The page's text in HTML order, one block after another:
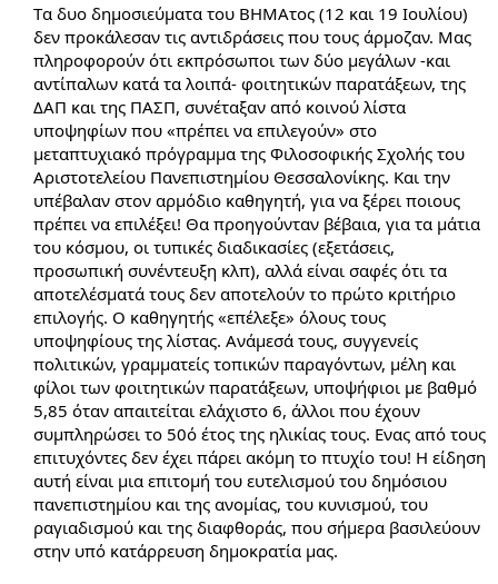
Tα δυο δημοσιεύματα του ΒΗΜΑτος (12 και 19 Ιουλίου)
δεν προκάλεσαν τις αντιδράσεις που τους άρμοζαν. Μας
πληροφορούν ότι εκπρόσωποι των δύο μεγάλων -και
αντίπαλων κατά τα λοιπά- φοιτητικών παρατάξεων, της
ΔΑΠ και της ΠΑΣΠ, συνέταξαν από κοινού λίστα
υποψηφίων που «πρέπει να επιλεγούν» στο
μεταπτυχιακό πρόγραμμα της Φιλοσοφικής Σχολής του
Αριστοτελείου Πανεπιστημίου Θεσσαλονίκης. Και την
υπέβαλαν στον αρμόδιο καθηγητή, για να ξέρει ποιους
πρέπει να επιλέξει! Θα προηγούνταν βέβαια, για τα μάτια
του κόσμου, οι τυπικές διαδικασίες (εξετάσεις,
προσωπική συνέντευξη κλπ), αλλά είναι σαφές ότι τα
αποτελέσματά τους δεν αποτελούν το πρώτο κριτήριο
επιλογής. Ο καθηγητής «επέλεξε» όλους τους
υποψηφίους της λίστας. Ανάμεσά τους, συγγενείς
πολιτικών, γραμματείς τοπικών παραγόντων, μέλη και
φίλοι των φοιτητικών παρατάξεων, υποψήφιοι με βαθμό
5,85 όταν απαιτείται ελάχιστο 6, άλλοι που έχουν
συμπληρώσει το 50ό έτος της ηλικίας τους. Ενας από τους
επιτυχόντες δεν έχει πάρει ακόμη το πτυχίο του! Η είδηση
αυτή είναι μια επιτομή του ευτελισμού του δημόσιου
πανεπιστημίου και της ανομίας, του κυνισμού, του
ραγιαδισμού και της διαφθοράς, που σήμερα βασιλεύουν
στην υπό κατάρρευση δημοκρατία μας.